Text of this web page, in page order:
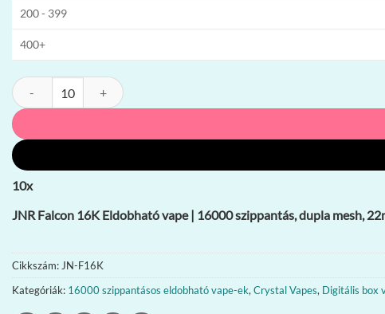
200 - 399
400+
JNR Falcon 16K Eldobható vape | 16000 szippantás, dupla mesh, 22mL
10x
JNR Falcon 16K Eldobható vape | 16000 szippantás, dupla mesh,
Cikkszám: JN-F16K
Kategóriák: 16000 szippantásos eldobható vape-ek, Crystal Vapes, Digitális box